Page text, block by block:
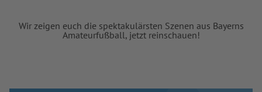
Wir zeigen euch die spektakulärsten Szenen aus Bayerns
Amateurfußball, jetzt reinschauen!